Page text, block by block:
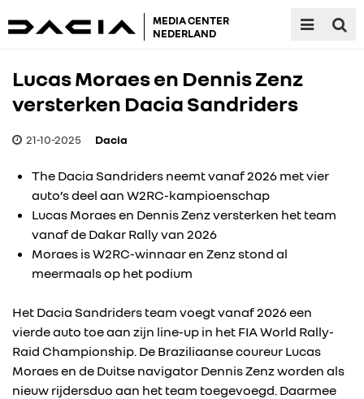
MEDIA CENTER
NEDERLAND
Lucas Moraes en Dennis Zenz
versterken Dacia Sandriders
21-10-2025 Dacia
The Dacia Sandriders neemt vanaf 2026 met vier
auto’s deel aan W2RC-kampioenschap
Lucas Moraes en Dennis Zenz versterken het team
vanaf de Dakar Rally van 2026
Moraes is W2RC-winnaar en Zenz stond al
meermaals op het podium
Het Dacia Sandriders team voegt vanaf 2026 een
vierde auto toe aan zijn line-up in het FIA World Rally-
Raid Championship. De Braziliaanse coureur Lucas
Moraes en de Duitse navigator Dennis Zenz worden als
nieuw rijdersduo aan het team toegevoegd. Daarmee